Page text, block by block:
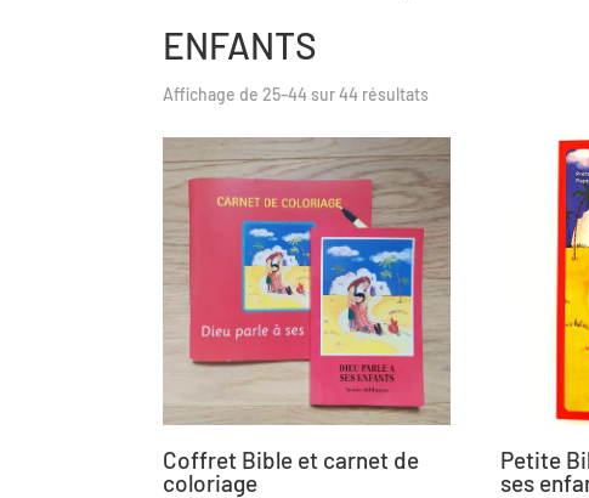
ENFANTS
Affichage de 25–44 sur 44 résultats
plus
récent
au
ancien
Coffret Bible et carnet de
coloriage
Petite
ses